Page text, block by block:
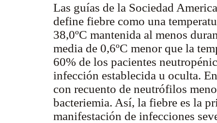
Las guías de la Sociedad
define fiebre como una
38,0ºC mantenida al menos
media de 0,6ºC menor que la
60% de los pacientes
infección establecida u oculta.
con recuento de neutrófilos
bacteriemia. Así, la fiebre es la
manifestación de infecciones